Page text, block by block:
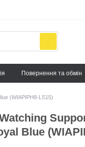
Повернення та обмін
(WIAPIPH8-LS15)
Blue